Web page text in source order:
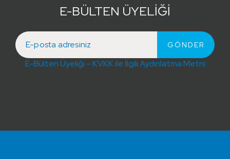
E-BÜLTEN ÜYELİĞİ
E-Bülten Üyeliği – KVKK ile İlgili Aydınlatma Metni